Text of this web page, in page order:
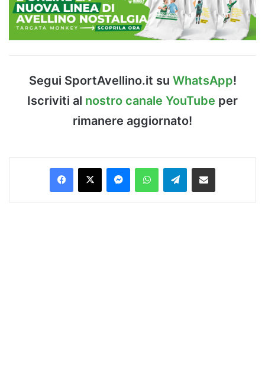
Segui SportAvellino.it su WhatsApp!
Iscriviti al nostro canale YouTube per
rimanere aggiornato!
Facebook
X MessengerWhatsAppTelegramCondividi via Email